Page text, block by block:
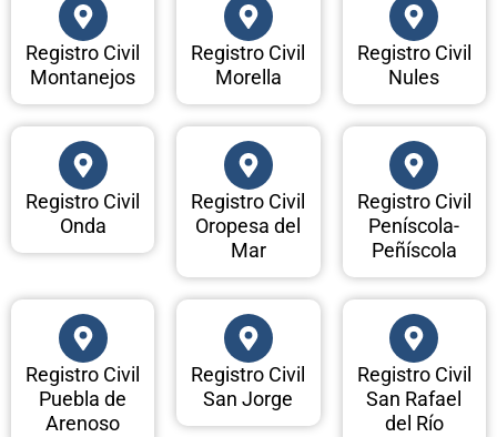
Registro Civil
Montanejos
Registro Civil
Morella
Registro Civil
Nules
Registro Civil
Onda
Registro Civil
Oropesa del
Mar
Registro Civil
Peníscola-
Peñíscola
Registro Civil
Puebla de
Arenoso
Registro Civil
San Jorge
Registro Civil
San Rafael
del Río